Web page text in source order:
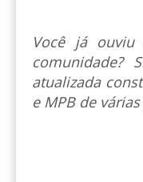
Você já
comunidade?
atualizada
e MPB de